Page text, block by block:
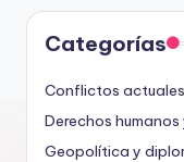
Categorías
Conflictos actuales
Derechos
Geopolítica y